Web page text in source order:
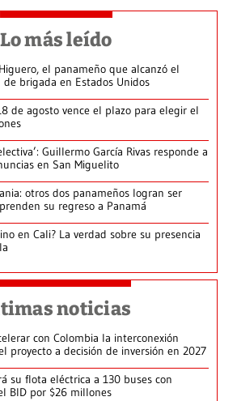
Lo más leído
el panameño que alcanzó el
brigada en Estados Unidos
de agosto vence el plazo para elegir el
Guillermo García Rivas responde a
en San Miguelito
otros dos panameños logran ser
su regreso a Panamá
en Cali? La verdad sobre su presencia
noticias
con Colombia la interconexión
proyecto a decisión de inversión en 2027
su flota eléctrica a 130 buses con
BID por $26 millones